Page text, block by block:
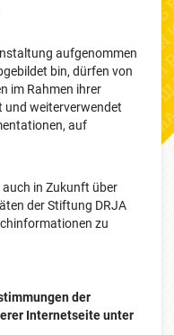
aufgenommen
bin, dürfen von
im Rahmen ihrer
weiterverwendet
auf
in Zukunft über
der Stiftung DRJA
zu
der
Internetseite unter